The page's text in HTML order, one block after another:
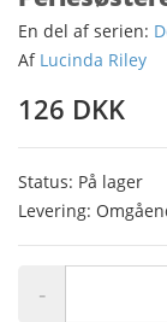
En del af serien:
Af Lucinda Riley
126 DKK
Status: På lager
Levering:
-